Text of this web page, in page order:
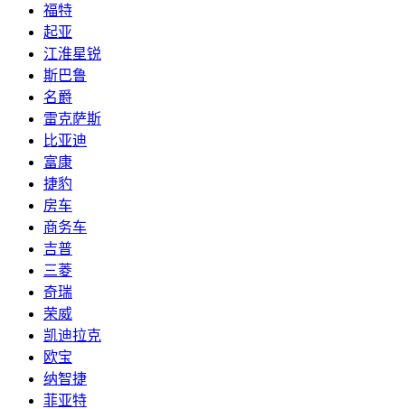
福特
起亚
江淮星锐
斯巴鲁
名爵
雷克萨斯
比亚迪
富康
捷豹
房车
商务车
吉普
三菱
奇瑞
荣威
凯迪拉克
欧宝
纳智捷
菲亚特